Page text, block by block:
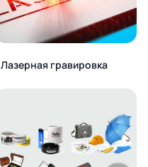
Лазерная гравировка